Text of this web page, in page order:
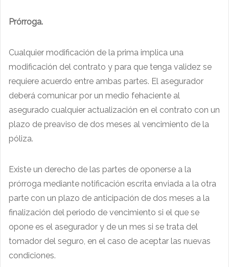
Prórroga.
Cualquier modificación de la prima implica una
modificación del contrato y para que tenga validez se
requiere acuerdo entre ambas partes. El asegurador
deberá comunicar por un medio fehaciente al
asegurado cualquier actualización en el contrato con un
plazo de preaviso de dos meses al vencimiento de la
póliza.
Existe un derecho de las partes de oponerse a la
prórroga mediante notificación escrita enviada a la otra
parte con un plazo de anticipación de dos meses a la
finalización del periodo de vencimiento si el que se
opone es el asegurador y de un mes si se trata del
tomador del seguro, en el caso de aceptar las nuevas
condiciones.